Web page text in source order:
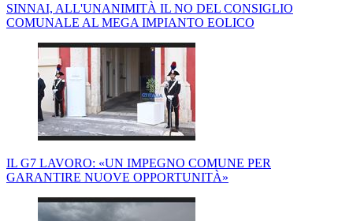
SINNAI, ALL'UNANIMITÀ IL NO DEL CONSIGLIO
COMUNALE AL MEGA IMPIANTO EOLICO
IL G7 LAVORO: «UN IMPEGNO COMUNE PER
GARANTIRE NUOVE OPPORTUNITÀ»